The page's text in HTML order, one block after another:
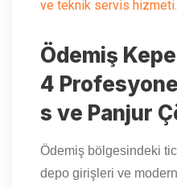
Ödemiş
4
s ve Panjur
Ödemiş bölgesindeki
depo girişleri ve